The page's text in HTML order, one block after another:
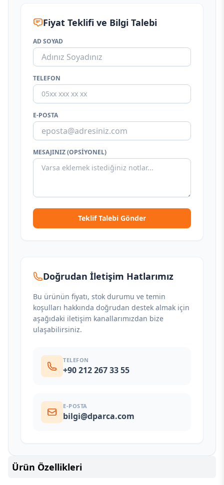
Fiyat Teklifi ve Bilgi Talebi
AD SOYAD
TELEFON
E-POSTA
MESAJINIZ (OPSIYONEL)
Teklif Talebi Gönder
Doğrudan İletişim Hatlarımız
Bu ürünün fiyatı, stok durumu ve temin
koşulları hakkında doğrudan destek almak için
aşağıdaki iletişim kanallarımızdan bize
ulaşabilirsiniz.
TELEFON
+90 212 267 33 55
E-POSTA
bilgi@dparca.com
Ürün Özellikleri